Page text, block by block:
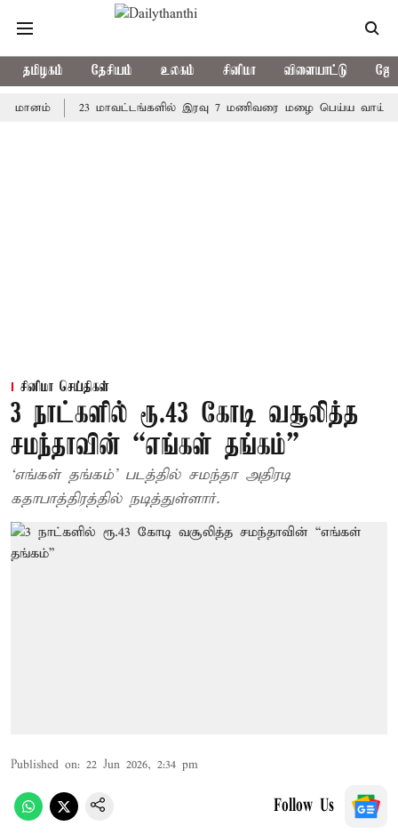
தமிழகம் தேசியம் உலகம் சினிமா விளையாட்டு
23 மாவட்டங்களில் இரவு 7 மணிவரை மழை பெய்ய வாய்ப்பு
சினிமா செய்திகள்
3 நாட்களில் ரூ.43 கோடி வசூலித்த
சமந்தாவின் “எங்கள் தங்கம்”
‘எங்கள் தங்கம்’ படத்தில் சமந்தா அதிரடி
கதாபாத்திரத்தில் நடித்துள்ளார்.
Published on: 22 Jun 2026, 2:34 pm
Follow Us